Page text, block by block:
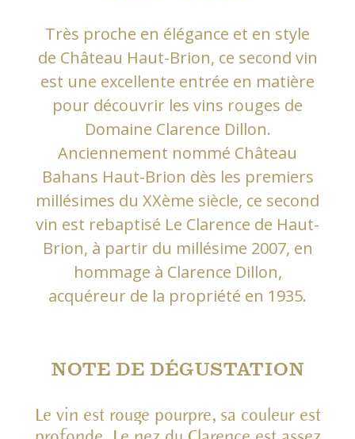
Très proche en élégance et en style
de Château Haut-Brion, ce second vin
est une excellente entrée en matière
pour découvrir les vins rouges de
Domaine Clarence Dillon.
Anciennement nommé Château
Bahans Haut-Brion dès les premiers
millésimes du XXème siècle, ce second
vin est rebaptisé Le Clarence de Haut-
Brion, à partir du millésime 2007, en
hommage à Clarence Dillon,
acquéreur de la propriété en 1935.
NOTE DE DÉGUSTATION
Le vin est rouge pourpre, sa couleur est